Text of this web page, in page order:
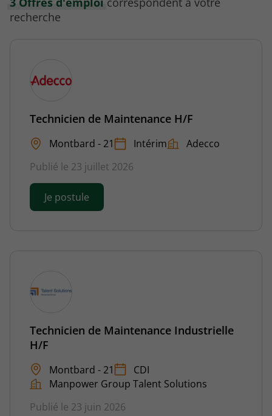
recherche
Technicien de Maintenance H/F
Montbard - 21 Intérim
Adecco
Publié le 23 juillet 2026
Je postule
Technicien de Maintenance Industrielle
H/F
Montbard - 21
CDI
Manpower Group Talent Solutions
Publié le 23 juin 2026